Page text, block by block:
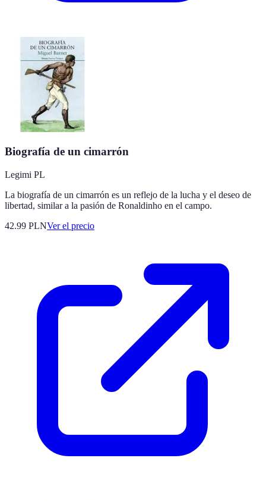
Biografía de un cimarrón
Legimi PL
La biografía de un cimarrón es un reflejo de la lucha y el deseo de
libertad, similar a la pasión de Ronaldinho en el campo.
42.99 PLNVer el precio